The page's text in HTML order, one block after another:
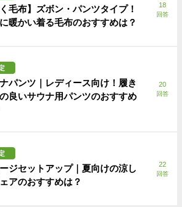
く毛布】ズボン・パンツタイプ！
暖かい着る毛布のおすすめは？
18
回答
パンツ｜レディース向け！履き
良いサウナ用パンツのおすすめ
20
回答
ジセットアップ｜夏向けの涼し
アのおすすめは？
22
回答